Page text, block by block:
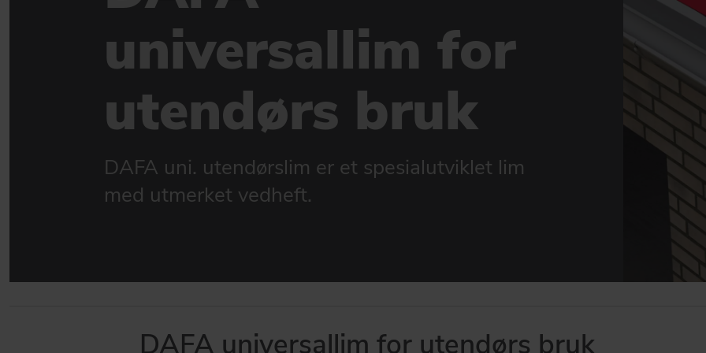
universallim for
utendørs bruk
DAFA uni. utendørslim er et spesialutviklet lim
med utmerket vedheft.
DAFA universallim for utendørs bruk
Produkter for fasader
BYGG- OG ANLEGGSBRANSJEN
Sterk produktmatch for bygg- og anleggsbransjen
GÅ TIL PRODUKTER